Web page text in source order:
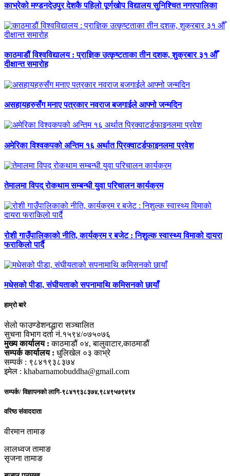
काभ्रेको मण्डनदेउपुर देशकै पहिलो पूर्णखोप विद्यालय सुनिश्चित नगरपालिका
काठमाडौं विश्वविद्यालय : प्राज्ञिक उत्कृष्टताका तीन दशक, शुक्रबार ३१ औँ
दीक्षान्त समारोह
असहायहरुसँग मनाए पत्रकार नवराज बजगाईले आफ्नो जन्मदिन
अमेरिका विश्वकपको अन्तिम १६ अर्थात प्रिक्वाटर्डफाइनलमा प्रवेश
तेमालमा विपद् रोकथाम सम्बन्धी युवा परिचालन कार्यक्रम
रोशी गाउँपालिकाको नीति, कार्यक्रम र बजेट : निशुल्क स्वास्थ्य विमाको दायरा
फराकिलो पार्दै
मधेसको पीडा, संघीयताको सपनामाथि कमिसनको छायाँ
हाम्रो बारे
सेलो फाउण्डेशनद्धारा सञ्चालित
सुचना विभाग दर्ता नं.१५९४/०७५०७६
मुख्य कार्यालय : काठमाडौं ०४, बालुवाटार,काठमाडौं
सम्पर्क कार्यालय : धुलिखेल ०३ काभ्रे
सम्पर्क : ९८४१९३८३७४
इमेल : khabarnamobuddha@gmail.com
सम्पर्क/ विज्ञापनको लागि-९८४१९३८३७४,९८४९५७९४९४
वरिष्ठ संवाददाता
वीरमान तामाङ
लालध्वज तामाङ
सृजना तामाङ